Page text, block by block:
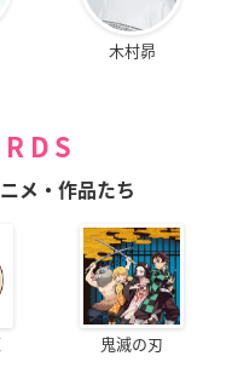
木村昴
メ・作品たち
鬼滅の刃